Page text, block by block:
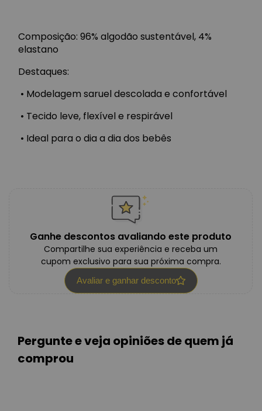
Composição: 96% algodão sustentável, 4%
elastano
Destaques:
• Modelagem saruel descolada e confortável
• Tecido leve, flexível e respirável
• Ideal para o dia a dia dos bebês
Ganhe descontos avaliando este produto
Compartilhe sua experiência e receba um
cupom exclusivo para sua próxima compra.
Avaliar e ganhar desconto
Pergunte e veja opiniões de quem já
comprou